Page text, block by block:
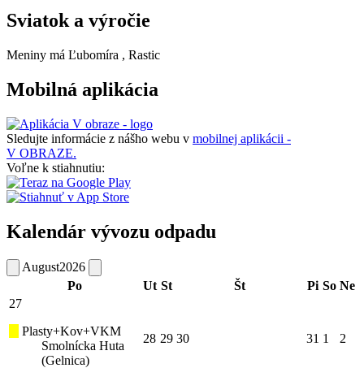
Sviatok a výročie
Meniny má Ľubomíra , Rastic
Mobilná aplikácia
Sledujte informácie z nášho webu v mobilnej aplikácii -
V OBRAZE.
Voľne k stiahnutiu:
Kalendár vývozu odpadu
August2026
Po
Ut St Št Pi So Ne
27
Plasty+Kov+VKM
Smolnícka Huta
(Gelnica)
28 29 30 31 1 2